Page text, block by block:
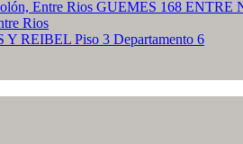
Rios
REIBEL Piso 3 Departamento 6